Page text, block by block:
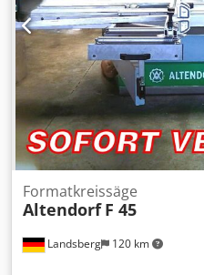
Landsberg 120 km
Formatkreissäge
Altendorf F 45